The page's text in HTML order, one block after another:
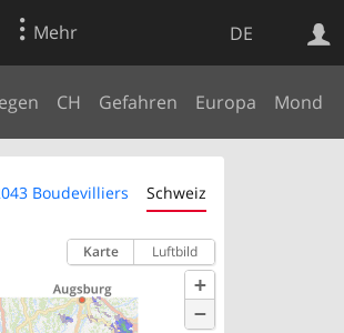
DE
Mehr
CH Gefahren Europa Mond
Boudevilliers Schweiz
Karte Luftbild
+
−
Websuche